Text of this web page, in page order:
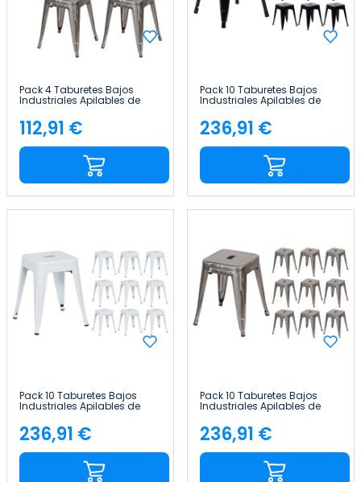
Pack 4 Taburetes Bajos
Industriales Apilables de
Acero 38x38x46cm Thinia
Home
Precio
112,91 €
Pack 10 Taburetes Bajos
Industriales Apilables de
Acero 38x38x46cm Thinia
Home
Precio
236,91 €
Pack 10 Taburetes Bajos
Industriales Apilables de
Acero 38x38x46cm Thinia
Home
Precio
236,91 €
Pack 10 Taburetes Bajos
Industriales Apilables de
Acero 38x38x46cm Thinia
Home
Precio
236,91 €